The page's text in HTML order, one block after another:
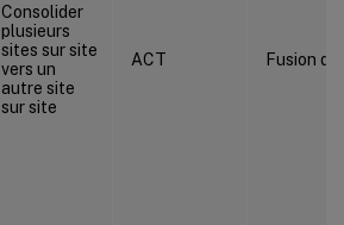
Consolider
plusieurs
sites sur site
vers un
autre site
sur site
ACT Fusion